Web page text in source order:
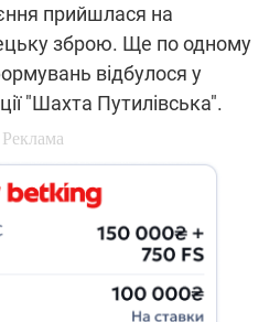
прийшлася на
зброю. Ще по одному
відбулося у
"Шахта Путилівська".